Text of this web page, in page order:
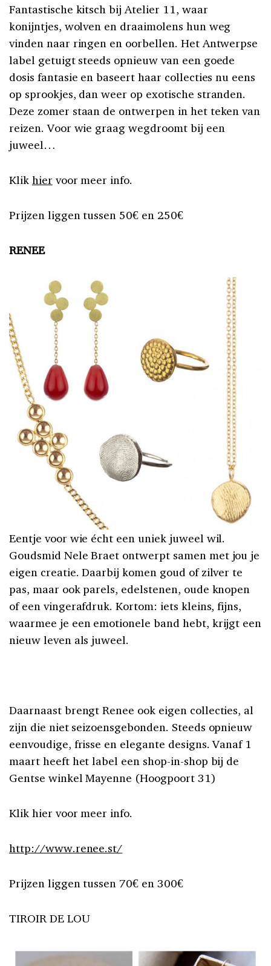
Fantastische kitsch bij Atelier 11, waar
konijntjes, wolven en draaimolens hun weg
vinden naar ringen en oorbellen. Het Antwerpse
label getuigt steeds opnieuw van een goede
dosis fantasie en baseert haar collecties nu eens
op sprookjes, dan weer op exotische stranden.
Deze zomer staan de ontwerpen in het teken van
reizen. Voor wie graag wegdroomt bij een
juweel…
Klik hier voor meer info.
Prijzen liggen tussen 50€ en 250€
RENEE
Eentje voor wie écht een uniek juweel wil.
Goudsmid Nele Braet ontwerpt samen met jou je
eigen creatie. Daarbij komen goud of zilver te
pas, maar ook parels, edelstenen, oude knopen
of een vingerafdruk. Kortom: iets kleins, fijns,
waarmee je een emotionele band hebt, krijgt een
nieuw leven als juweel.
Daarnaast brengt Renee ook eigen collecties, al
zijn die niet seizoensgebonden. Steeds opnieuw
eenvoudige, frisse en elegante designs. Vanaf 1
maart heeft het label een shop-in-shop bij de
Gentse winkel Mayenne (Hoogpoort 31)
Klik hier voor meer info.
http://www.renee.st/
Prijzen liggen tussen 70€ en 300€
TIROIR DE LOU